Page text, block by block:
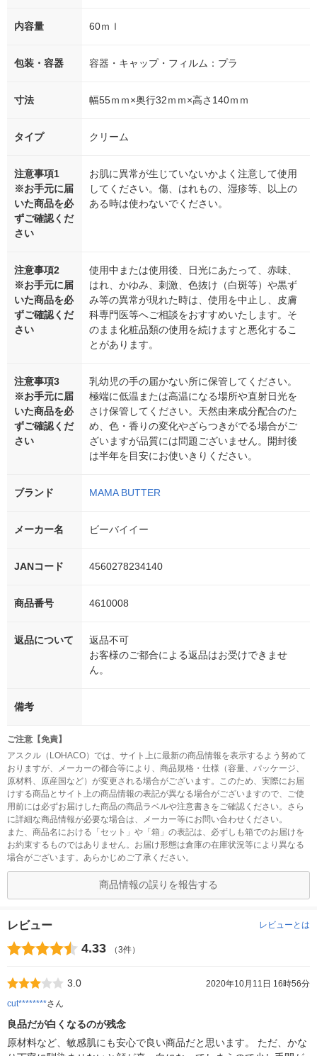
内容量 60ｍｌ
包装・容器 容器・キャップ・フィルム：プラ
寸法 幅55ｍｍ×奥行32ｍｍ×高さ140ｍｍ
タイプ クリーム
注意事項1
※お手元に届
いた商品を必
ずご確認くだ
さい
お肌に異常が生じていないかよく注意して使用
してください。傷、はれもの、湿疹等、以上の
ある時は使わないでください。
注意事項2
※お手元に届
いた商品を必
ずご確認くだ
さい
使用中または使用後、日光にあたって、赤味、
はれ、かゆみ、刺激、色抜け（白斑等）や黒ず
み等の異常が現れた時は、使用を中止し、皮膚
科専門医等へご相談をおすすめいたします。そ
のまま化粧品類の使用を続けますと悪化するこ
とがあります。
注意事項3
※お手元に届
いた商品を必
ずご確認くだ
さい
乳幼児の手の届かない所に保管してください。
極端に低温または高温になる場所や直射日光を
さけ保管してください。天然由来成分配合のた
め、色・香りの変化やざらつきがでる場合がご
ざいますが品質には問題ございません。開封後
は半年を目安にお使いきりください。
ブランド MAMA BUTTER
メーカー名 ビーバイイー
JANコード 4560278234140
商品番号 4610008
返品について
返品不可
お客様のご都合による返品はお受けできませ
ん。
備考
ご注意【免責】
アスクル（LOHACO）では、サイト上に最新の商品情報を表示するよう努めて
おりますが、メーカーの都合等により、商品規格・仕様（容量、パッケージ、
原材料、原産国など）が変更される場合がございます。このため、実際にお届
けする商品とサイト上の商品情報の表記が異なる場合がございますので、ご使
用前には必ずお届けした商品の商品ラベルや注意書きをご確認ください。さら
に詳細な商品情報が必要な場合は、メーカー等にお問い合わせください。
また、商品名における「セット」や「箱」の表記は、必ずしも箱でのお届けを
お約束するものではありません。お届け形態は倉庫の在庫状況等により異なる
場合がございます。あらかじめご了承ください。
商品情報の誤りを報告する
レビュー レビューとは
4.33 （3件）
3.0
2020年10月11日 16時56分
cut********さん
良品だが白くなるのが残念
原材料など、敏感肌にも安心で良い商品だと思います。 ただ、かな